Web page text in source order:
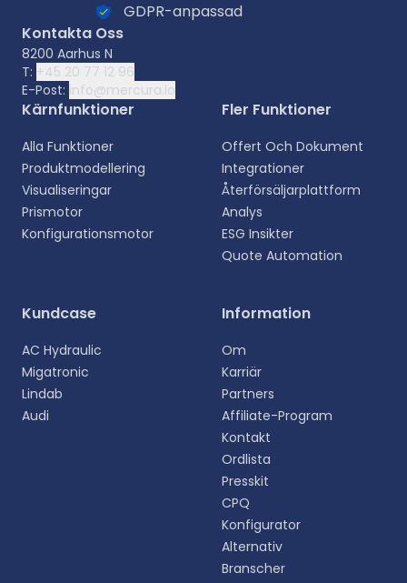
Välj ditt språk
upplevelse.
GDPR-anpassad
Kontakta Oss
8200 Aarhus N
T: +45 20 77 12 96
E-Post: info@mercura.io
Kärnfunktioner
Alla Funktioner
Produktmodellering
Visualiseringar
Prismotor
Konfigurationsmotor
Fler Funktioner
Offert Och Dokument
Integrationer
Återförsäljarplattform
Analys
ESG Insikter
Quote Automation
Kundcase
AC Hydraulic
Migatronic
Lindab
Audi
Information
Om
Karriär
Partners
Affiliate-Program
Kontakt
Ordlista
Presskit
CPQ
Konfigurator
Alternativ
Branscher